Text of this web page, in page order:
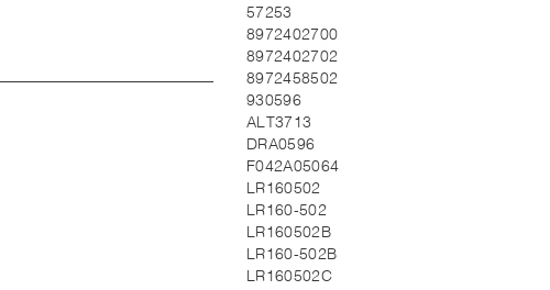
57253
8972402700
8972402702
8972458502
930596
ALT3713
DRA0596
F042A05064
LR160502
LR160-502
LR160502B
LR160-502B
LR160502C